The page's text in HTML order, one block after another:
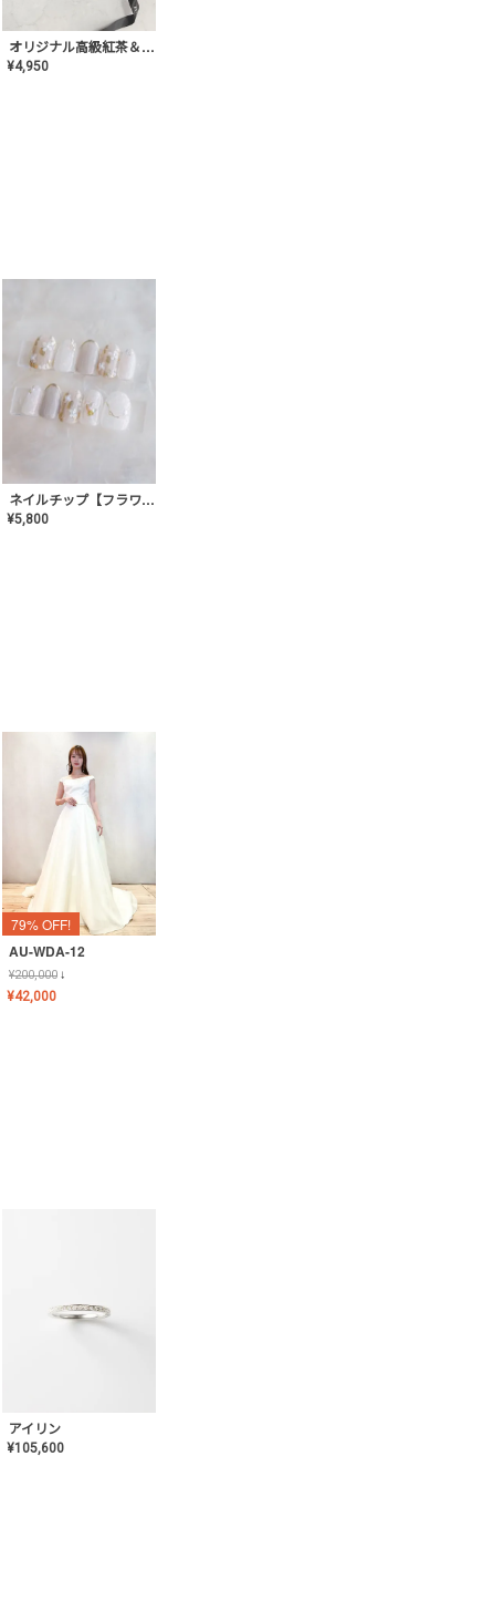
オリジナル高級紅茶＆マグカップ ギフト【AT-GF-02】ギフトセット/プレゼント/内祝い/結婚式/ハーブティー/高品質/マグカップ/食器/記念日/お返し/手土産/美容/おしゃれ
¥4,950
ネイルチップ【フラワーシフォンネイル】MK-CONA-03
¥5,800
79% OFF!
AU-WDA-12
¥200,000↓
¥42,000
アイリン
¥105,600